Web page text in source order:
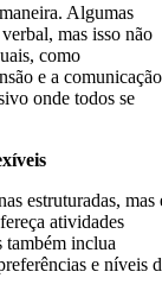
Algumas
mas isso não
como
e a comunicação
onde todos se
estruturadas, mas
atividades
também inclua
e níveis